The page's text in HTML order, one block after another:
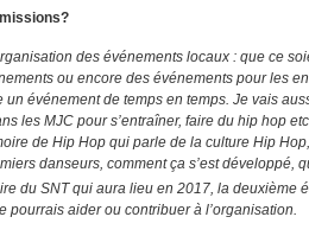
des événements locaux : que ce
ou encore des événements pour les
un événement de temps en temps. Je vais
les MJC pour s’entraîner, faire du hip hop
de Hip Hop qui parle de la culture Hip
danseurs, comment ça s’est développé,
du SNT qui aura lieu en 2017, la deuxième
pourrais aider ou contribuer à l’organisation.